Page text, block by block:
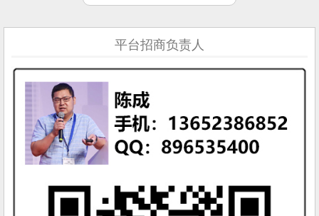
平台招商负责人